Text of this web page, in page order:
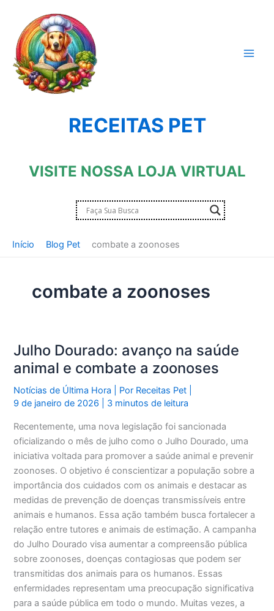
conteúdo
RECEITAS PET
VISITE NOSSA LOJA VIRTUAL
Início Blog Pet combate a zoonoses
combate a zoonoses
Julho Dourado: avanço na saúde
animal e combate a zoonoses
Notícias de Última Hora | Por Receitas Pet
9 de janeiro de 2026
3 minutos de leitura
Recentemente, uma nova legislação foi sancionada
oficializando o mês de julho como o Julho Dourado, uma
iniciativa voltada para promover a saúde animal e prevenir
zoonoses. O objetivo é conscientizar a população sobre a
importância dos cuidados com os animais e destacar as
medidas de prevenção de doenças transmissíveis entre
animais e humanos. Essa ação também busca fortalecer a
relação entre tutores e animais de estimação. A campanha
do Julho Dourado visa aumentar a compreensão pública
sobre zoonoses, doenças contagiosas que podem ser
transmitidas dos animais para os humanos. Essas
enfermidades representam uma preocupação significativa
para a saúde pública em todo o mundo. Muitas vezes, a